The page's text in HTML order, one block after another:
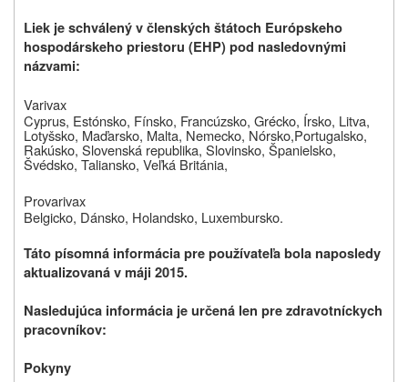
Liek je schválený v členských štátoch Európskeho
hospodárskeho priestoru (EHP) pod nasledovnými
názvami:
Varivax
Cyprus, Estónsko, Fínsko, Francúzsko, Grécko, Írsko, Litva,
Lotyšsko, Maďarsko, Malta, Nemecko, Nórsko,Portugalsko,
Rakúsko, Slovenská republika, Slovinsko, Španielsko,
Švédsko, Taliansko, Veľká Británia,
Provarivax
Belgicko, Dánsko, Holandsko, Luxembursko.
Táto písomná informácia pre používateľa bola naposledy
aktualizovaná v máji 2015.
Nasledujúca informácia je určená len pre zdravotníckych
pracovníkov:
Pokyny